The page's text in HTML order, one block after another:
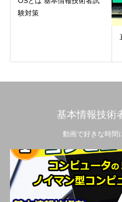
験対策
基本情報技術
動画で好きな時間